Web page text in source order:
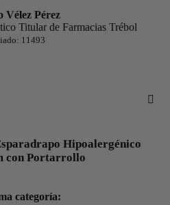
Vélez Pérez
Titular de Farmacias Trébol
11493
Hipoalergénico
con Portarrollo
categoría: